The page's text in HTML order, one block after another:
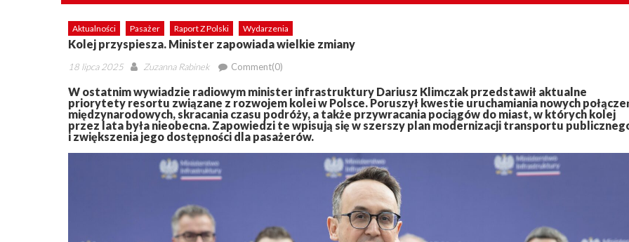
Aktualności Pasażer Raport Z Polski Wydarzenia
Kolej przyspiesza. Minister zapowiada wielkie zmiany
Posted
18 lipca 2025 Author
Zuzanna Rabinek Comment(0)
W ostatnim wywiadzie radiowym minister infrastruktury Dariusz Klimczak przedstawił aktualne
priorytety resortu związane z rozwojem kolei w Polsce. Poruszył kwestie uruchamiania nowych
międzynarodowych, skracania czasu podróży, a także przywracania pociągów do miast, w których kolej
przez lata była nieobecna. Zapowiedzi te wpisują się w szerszy plan modernizacji transportu
i zwiększenia jego dostępności dla pasażerów.